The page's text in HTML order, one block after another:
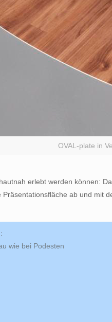
OVAL-plate in
erlebt werden können:
ab und mit
wie bei Podesten